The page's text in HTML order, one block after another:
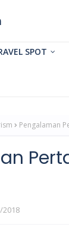
SPOT
Pengalaman
2018